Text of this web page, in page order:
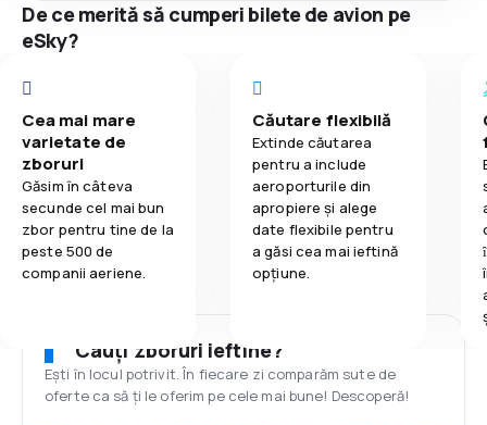
De ce merită să cumperi bilete de avion pe
eSky?
Cea mai mare
varietate de
zboruri
Găsim în câteva
secunde cel mai bun
zbor pentru tine de la
peste 500 de
companii aeriene.
Căutare flexibilă
Extinde căutarea
pentru a include
aeroporturile din
apropiere și alege
date flexibile pentru
a găsi cea mai ieftină
opțiune.
Cauți zboruri ieftine?
Ești în locul potrivit. În fiecare zi comparăm sute de
oferte ca să ți le oferim pe cele mai bune! Descoperă!